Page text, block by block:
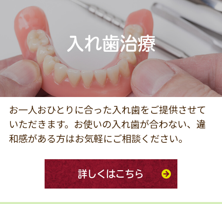
入れ歯治療
お一人おひとりに合った入れ歯をご提供させて
いただきます。お使いの入れ歯が合わない、違
和感がある方はお気軽にご相談ください。
詳しくはこちら